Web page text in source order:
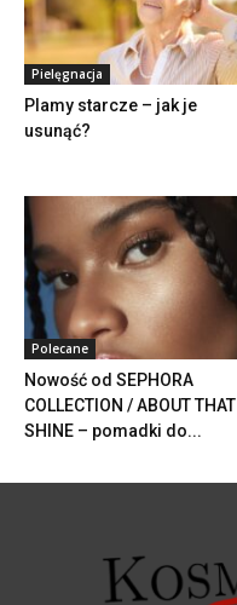
Pielęgnacja
Plamy starcze – jak je
usunąć?
Polecane
Nowość od SEPHORA
COLLECTION / ABOUT THAT
SHINE – pomadki do...